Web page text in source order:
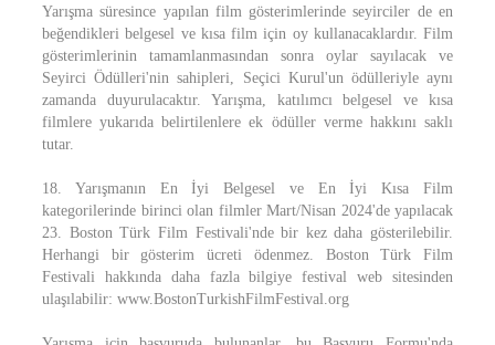
Yarışma süresince yapılan film gösterimlerinde seyirciler de en
beğendikleri belgesel ve kısa film için oy kullanacaklardır. Film
gösterimlerinin tamamlanmasından sonra oylar sayılacak ve
Seyirci Ödülleri'nin sahipleri, Seçici Kurul'un ödülleriyle aynı
zamanda duyurulacaktır. Yarışma, katılımcı belgesel ve kısa
filmlere yukarıda belirtilenlere ek ödüller verme hakkını saklı
tutar.
18. Yarışmanın En İyi Belgesel ve En İyi Kısa Film
kategorilerinde birinci olan filmler Mart/Nisan 2024'de yapılacak
23. Boston Türk Film Festivali'nde bir kez daha gösterilebilir.
Herhangi bir gösterim ücreti ödenmez. Boston Türk Film
Festivali hakkında daha fazla bilgiye festival web sitesinden
ulaşılabilir: www.BostonTurkishFilmFestival.org